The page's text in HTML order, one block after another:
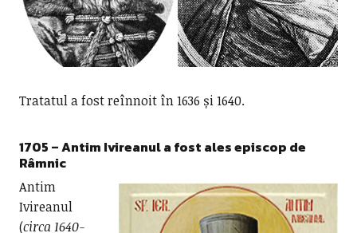
Tratatul a fost reînnoit în 1636 și 1640.
1705 –Antim Ivireanul a fost ales episcop de
Râmnic
Antim
Ivireanul
(circa 1640-